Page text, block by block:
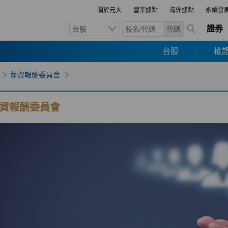
關於元大 營業據點 海外據點 永續發
台股 代碼 證券
台股 權
薪資報酬委員會
報酬委員會